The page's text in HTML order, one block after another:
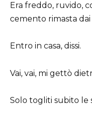
Era freddo, ruvido,
cemento rimasta
Entro in casa, dissi.
Vai, vai, mi gettò
Solo togliti subito le